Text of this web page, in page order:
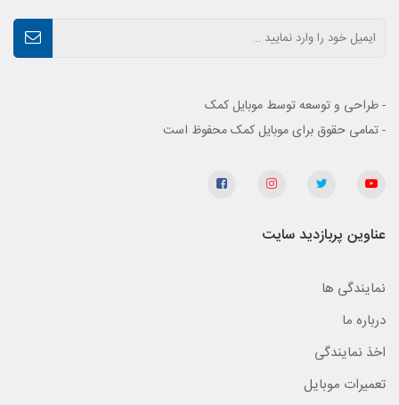
- طراحی و توسعه توسط موبایل کمک
- تمامی حقوق برای موبایل کمک محفوظ است
عناوین پربازدید سایت
نمایندگی ها
درباره ما
اخذ نمایندگی
تعمیرات موبایل